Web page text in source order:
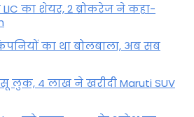
LIC का शेयर, 2 ब्रोकरेज ने कहा-
का था बोलबाला, अब सब
लुक, 4 लाख ने खरीदी Maruti SUV